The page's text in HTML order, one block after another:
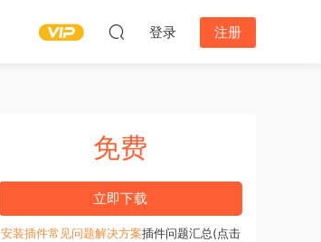
登录 注册
免费
立即下载
安装插件常见问题解决方案插件问题汇总(点击